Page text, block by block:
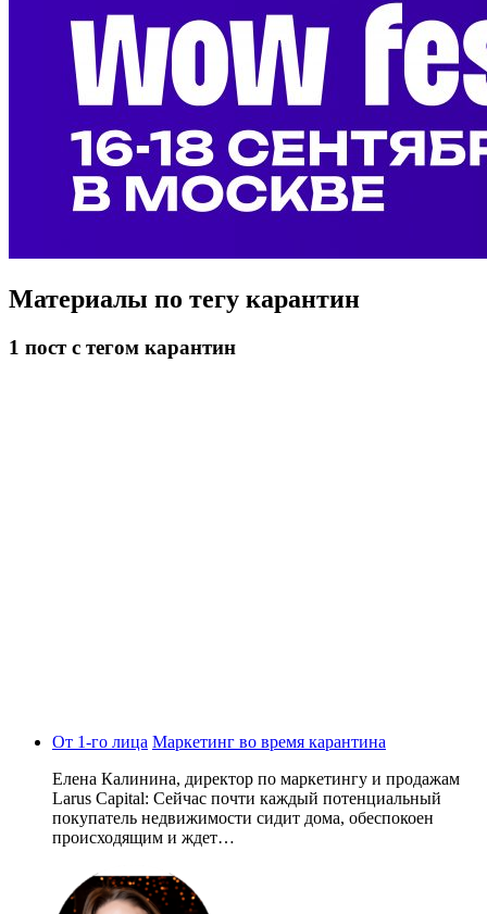
Материалы по тегу карантин
1 постс тегом карантин
От 1-го лица Маркетинг во время карантина
Елена Калинина, директор по маркетингу и продажам
Larus Capital: Сейчас почти каждый потенциальный
покупатель недвижимости сидит дома, обеспокоен
происходящим и ждет…